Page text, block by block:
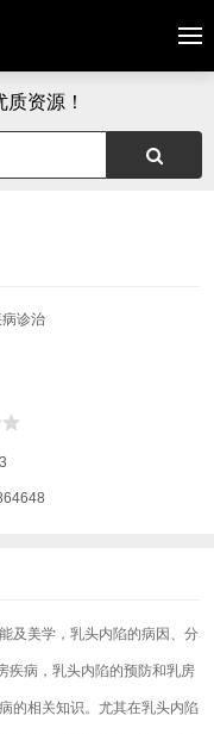
资源！
诊治
及美学，乳头内陷的病因、分
疾病，乳头内陷的预防和乳房
的相关知识。尤其在乳头内陷